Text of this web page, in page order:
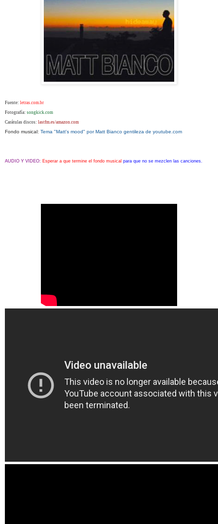
Fuente: letras.com.br
Fotografía: songkick.com
Carátulas discos: lastfm.es/amazon.com
Fondo musical: Tema "Matt's mood" por Matt Bianco gentileza de youtube.com
AUDIO Y VIDEO: Esperar a que termine el fondo musical para que no se mezclen las canciones.